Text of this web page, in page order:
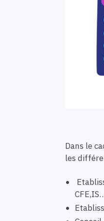
Dans le
les